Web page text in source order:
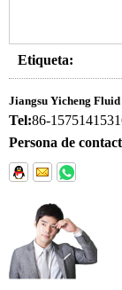
Etiqueta:
Jiangsu Yicheng
Tel:86-
Persona de